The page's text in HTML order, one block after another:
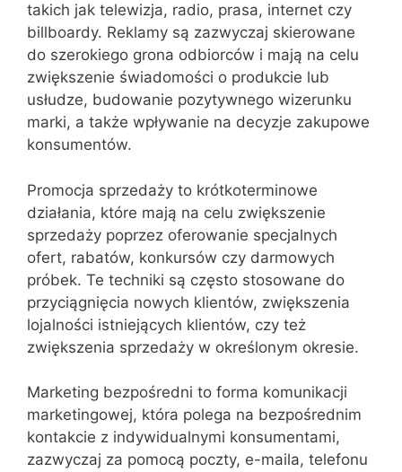
takich jak telewizja, radio, prasa, internet czy
billboardy. Reklamy są zazwyczaj skierowane
do szerokiego grona odbiorców i mają na celu
zwiększenie świadomości o produkcie lub
usłudze, budowanie pozytywnego wizerunku
marki, a także wpływanie na decyzje zakupowe
konsumentów.
Promocja sprzedaży to krótkoterminowe
działania, które mają na celu zwiększenie
sprzedaży poprzez oferowanie specjalnych
ofert, rabatów, konkursów czy darmowych
próbek. Te techniki są często stosowane do
przyciągnięcia nowych klientów, zwiększenia
lojalności istniejących klientów, czy też
zwiększenia sprzedaży w określonym okresie.
Marketing bezpośredni to forma komunikacji
marketingowej, która polega na bezpośrednim
kontakcie z indywidualnymi konsumentami,
zazwyczaj za pomocą poczty, e-maila, telefonu